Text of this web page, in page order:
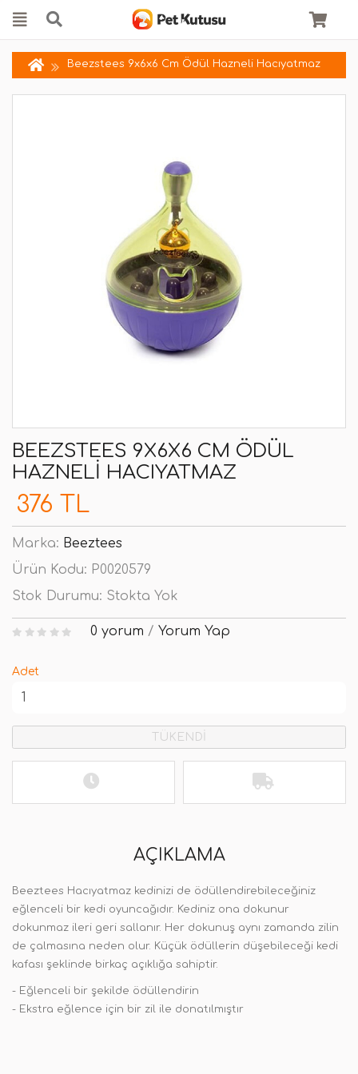
Beezstees 9x6x6 Cm Ödül Hazneli Hacıyatmaz
BEEZSTEES 9X6X6 CM ÖDÜL
HAZNELI HACIYATMAZ
376 TL
Marka: Beeztees
Ürün Kodu: P0020579
Stok Durumu: Stokta Yok
0 yorum / Yorum Yap
Adet
TÜKENDİ
AÇIKLAMA
Beeztees Hacıyatmaz kedinizi de ödüllendirebileceğiniz
eğlenceli bir kedi oyuncağıdır. Kediniz ona dokunur
dokunmaz ileri geri sallanır. Her dokunuş aynı zamanda zilin
de çalmasına neden olur. Küçük ödüllerin düşebileceği kedi
kafası şeklinde birkaç açıklığa sahiptir.
- Eğlenceli bir şekilde ödüllendirin
- Ekstra eğlence için bir zil ile donatılmıştır